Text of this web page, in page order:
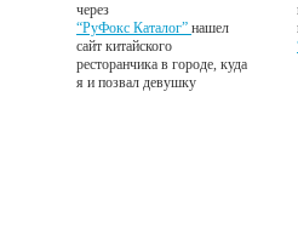
через
“РуФокс Каталог”нашел
сайт китайского
ресторанчика в городе, куда
я и позвал девушку